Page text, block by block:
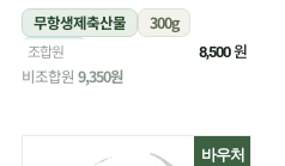
무항생제축산물
300g
냉장
조합원 8,500원
비조합원 9,350원
바우처